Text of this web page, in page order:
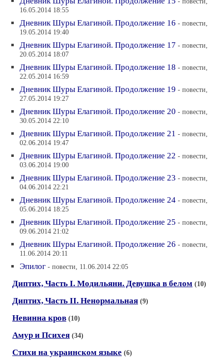
16.05.2014 18:55
Дневник Шуры Елагиной. Продолжение 16 - повести,
19.05.2014 19:40
Дневник Шуры Елагиной. Продолжение 17 - повести,
20.05.2014 18:07
Дневник Шуры Елагиной. Продолжение 18 - повести,
22.05.2014 16:59
Дневник Шуры Елагиной. Продолжение 19 - повести,
27.05.2014 19:27
Дневник Шуры Елагиной. Продолжение 20 - повести,
30.05.2014 22:10
Дневник Шуры Елагиной. Продолжение 21 - повести,
02.06.2014 19:47
Дневник Шуры Елагиной. Продолжение 22 - повести,
03.06.2014 19:00
Дневник Шуры Елагиной. Продолжение 23 - повести,
04.06.2014 22:21
Дневник Шуры Елагиной. Продолжение 24 - повести,
05.06.2014 18:25
Дневник Шуры Елагиной. Продолжение 25 - повести,
09.06.2014 21:02
Дневник Шуры Елагиной. Продолжение 26 - повести,
11.06.2014 20:11
Эпилог - повести, 11.06.2014 22:05
Диптих, Часть I. Модильяни. Девушка в белом (10)
Диптих, Часть II. Ненормальная (9)
Невинна кров (10)
Амур и Психея (34)
Стихи на украинском языке (6)